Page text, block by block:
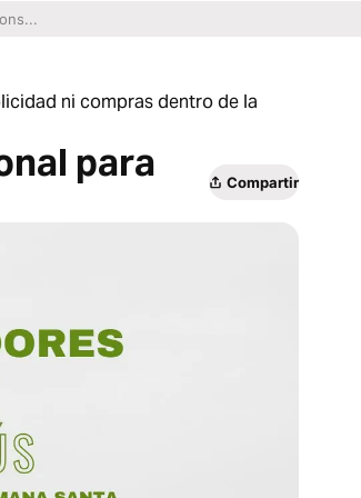
ni compras dentro de la
para
Compartir